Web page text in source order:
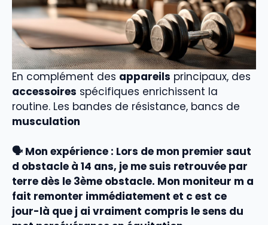
En complément des appareils principaux, des
accessoires spécifiques enrichissent la
routine. Les bandes de résistance, bancs de
musculation
🗣️ Mon expérience : Lors de mon premier saut
d obstacle à 14 ans, je me suis retrouvée par
terre dès le 3ème obstacle. Mon moniteur m a
fait remonter immédiatement et c est ce
jour-là que j ai vraiment compris le sens du